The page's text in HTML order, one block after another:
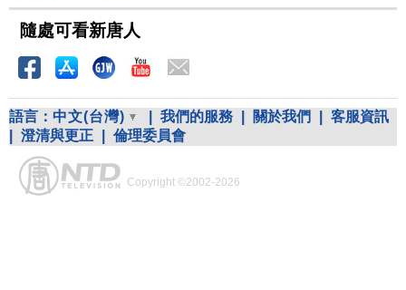
隨處可看新唐人
語言： 中文(台灣) 我們的服務 關於我們
客服資訊
澄清與更正 倫理委員會
Copyright ©2002-2026